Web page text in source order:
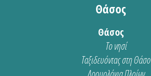
Θάσος
Θάσος
Το νησί
Ταξιδευόντας στη Θάσο